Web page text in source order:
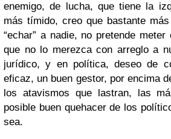
enemigo, de lucha, que tiene la
más tímido, creo que bastante
“echar” a nadie, no pretende
que no lo merezca con arreglo a
jurídico, y en política, deseo de
eficaz, un buen gestor, por encima
los atavismos que lastran, las
posible buen quehacer de los
sea.